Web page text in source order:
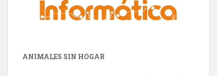
ANIMALES SIN HOGAR